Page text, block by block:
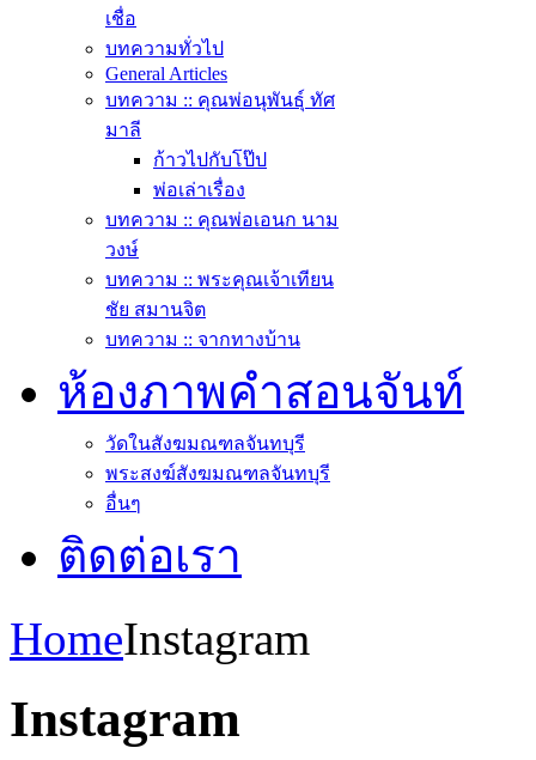
เชื่อ
บทความทั่วไป
General Articles
บทความ :: คุณพ่อนุพันธุ์ ทัศ
มาลี
ก้าวไปกับโป๊ป
พ่อเล่าเรื่อง
บทความ :: คุณพ่อเอนก นาม
วงษ์
บทความ :: พระคุณเจ้าเทียน
ชัย สมานจิต
บทความ :: จากทางบ้าน
ห้องภาพคำสอนจันท์
วัดในสังฆมณฑลจันทบุรี
พระสงฆ์สังฆมณฑลจันทบุรี
อื่นๆ
ติดต่อเรา
HomeInstagram
Instagram